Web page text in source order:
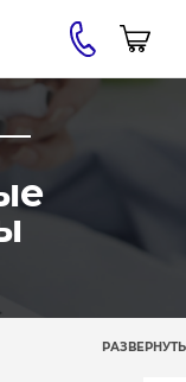
РАЗВЕРНУТЬ